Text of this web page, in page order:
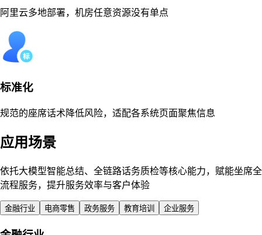
阿里云多地部署，机房任意资源没有单点
标准化
规范的座席话术降低风险，适配各系统页面聚焦信息
应用场景
依托大模型智能总结、全链路话务质检等核心能力，赋能坐席全
流程服务，提升服务效率与客户体验
金融行业 电商零售 政务服务 教育培训 企业服务